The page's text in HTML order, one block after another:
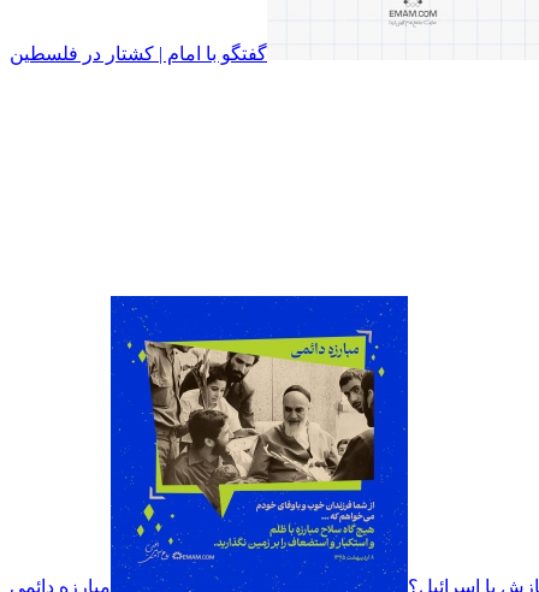
گفتگو با امام | کشتار در فلسطین
با اسرائیل؟ مبارزه دائمی